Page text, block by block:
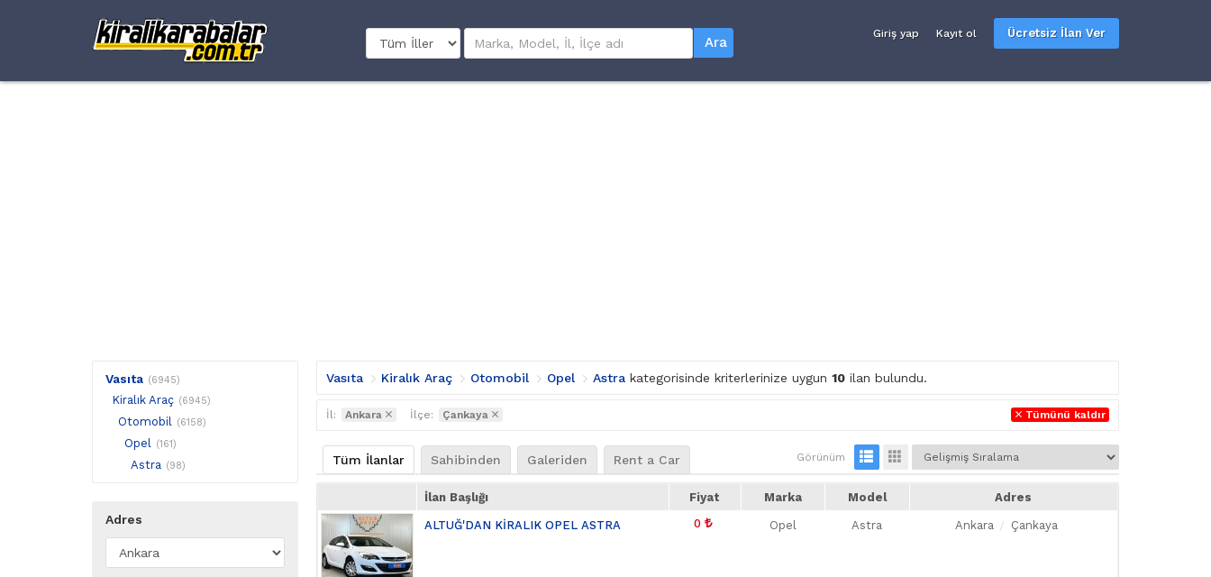
Ara
Giriş yap Kayıt ol Ücretsiz İlan Ver
Vasıta (6945)
Kiralık Araç (6945)
Otomobil (6158)
Opel (161)
Astra (98)
Adres
Vasıta Kiralık Araç Otomobil Opel Astra kategorisinde kriterlerinize uygun 10ilan bulundu.
İl: Ankara İlçe: Çankaya Tümünü kaldır
Tüm İlanlar Sahibinden Galeriden Rent a Car Görünüm
İlan Başlığı Fiyat Marka Model Adres
ALTUĞ'DAN KİRALIK OPEL ASTRA 0 Opel Astra Ankara Çankaya